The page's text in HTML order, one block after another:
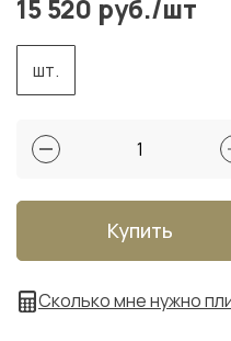
15 520 руб./шт
шт.
Купить
Сколько мне нужно